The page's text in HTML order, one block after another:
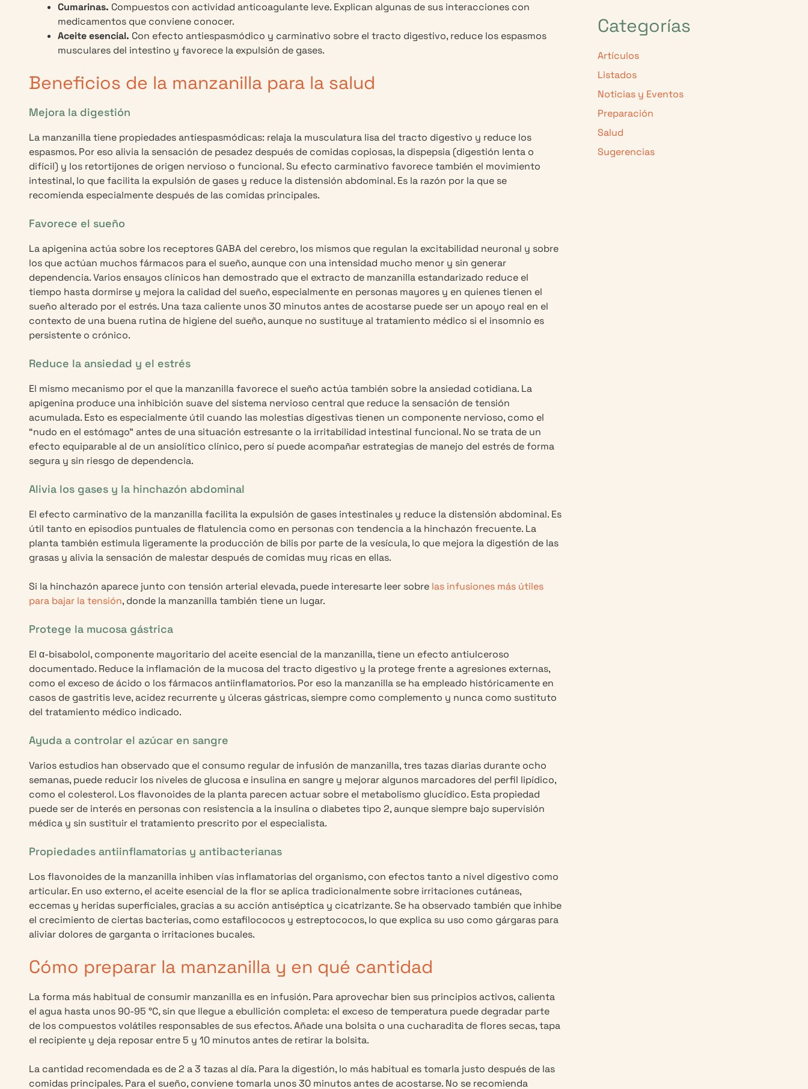
Cumarinas. Compuestos con actividad anticoagulante leve. Explican algunas de sus interacciones con
medicamentos que conviene conocer.
Aceite esencial. Con efecto antiespasmódico y carminativo sobre el tracto digestivo, reduce los espasmos
musculares del intestino y favorece la expulsión de gases.
Beneficios de la manzanilla para la salud
Mejora la digestión
La manzanilla tiene propiedades antiespasmódicas: relaja la musculatura lisa del tracto digestivo y reduce los
espasmos. Por eso alivia la sensación de pesadez después de comidas copiosas, la dispepsia (digestión lenta o
difícil) y los retortijones de origen nervioso o funcional. Su efecto carminativo favorece también el movimiento
intestinal, lo que facilita la expulsión de gases y reduce la distensión abdominal. Es la razón por la que se
recomienda especialmente después de las comidas principales.
Favorece el sueño
La apigenina actúa sobre los receptores GABA del cerebro, los mismos que regulan la excitabilidad neuronal y sobre
los que actúan muchos fármacos para el sueño, aunque con una intensidad mucho menor y sin generar
dependencia. Varios ensayos clínicos han demostrado que el extracto de manzanilla estandarizado reduce el
tiempo hasta dormirse y mejora la calidad del sueño, especialmente en personas mayores y en quienes tienen el
sueño alterado por el estrés. Una taza caliente unos 30 minutos antes de acostarse puede ser un apoyo real en el
contexto de una buena rutina de higiene del sueño, aunque no sustituye al tratamiento médico si el insomnio es
persistente o crónico.
Reduce la ansiedad y el estrés
El mismo mecanismo por el que la manzanilla favorece el sueño actúa también sobre la ansiedad cotidiana. La
apigenina produce una inhibición suave del sistema nervioso central que reduce la sensación de tensión
acumulada. Esto es especialmente útil cuando las molestias digestivas tienen un componente nervioso, como el
“nudo en el estómago” antes de una situación estresante o la irritabilidad intestinal funcional. No se trata de un
efecto equiparable al de un ansiolítico clínico, pero sí puede acompañar estrategias de manejo del estrés de forma
segura y sin riesgo de dependencia.
Alivia los gases y la hinchazón abdominal
El efecto carminativo de la manzanilla facilita la expulsión de gases intestinales y reduce la distensión abdominal. Es
útil tanto en episodios puntuales de flatulencia como en personas con tendencia a la hinchazón frecuente. La
planta también estimula ligeramente la producción de bilis por parte de la vesícula, lo que mejora la digestión de las
grasas y alivia la sensación de malestar después de comidas muy ricas en ellas.
Si la hinchazón aparece junto con tensión arterial elevada, puede interesarte leer sobre las infusiones más útiles
para bajar la tensión, donde la manzanilla también tiene un lugar.
Protege la mucosa gástrica
El α-bisabolol, componente mayoritario del aceite esencial de la manzanilla, tiene un efecto antiulceroso
documentado. Reduce la inflamación de la mucosa del tracto digestivo y la protege frente a agresiones externas,
como el exceso de ácido o los fármacos antiinflamatorios. Por eso la manzanilla se ha empleado históricamente en
casos de gastritis leve, acidez recurrente y úlceras gástricas, siempre como complemento y nunca como sustituto
del tratamiento médico indicado.
Ayuda a controlar el azúcar en sangre
Varios estudios han observado que el consumo regular de infusión de manzanilla, tres tazas diarias durante ocho
semanas, puede reducir los niveles de glucosa e insulina en sangre y mejorar algunos marcadores del perfil lipídico,
como el colesterol. Los flavonoides de la planta parecen actuar sobre el metabolismo glucídico. Esta propiedad
puede ser de interés en personas con resistencia a la insulina o diabetes tipo 2, aunque siempre bajo supervisión
médica y sin sustituir el tratamiento prescrito por el especialista.
Propiedades antiinflamatorias y antibacterianas
Los flavonoides de la manzanilla inhiben vías inflamatorias del organismo, con efectos tanto a nivel digestivo como
articular. En uso externo, el aceite esencial de la flor se aplica tradicionalmente sobre irritaciones cutáneas,
eccemas y heridas superficiales, gracias a su acción antiséptica y cicatrizante. Se ha observado también que inhibe
el crecimiento de ciertas bacterias, como estafilococos y estreptococos, lo que explica su uso como gárgaras para
aliviar dolores de garganta o irritaciones bucales.
Cómo preparar la manzanilla y en qué cantidad
La forma más habitual de consumir manzanilla es en infusión. Para aprovechar bien sus principios activos, calienta
el agua hasta unos 90-95 °C, sin que llegue a ebullición completa: el exceso de temperatura puede degradar parte
de los compuestos volátiles responsables de sus efectos. Añade una bolsita o una cucharadita de flores secas, tapa
el recipiente y deja reposar entre 5 y 10 minutos antes de retirar la bolsita.
La cantidad recomendada es de 2 a 3 tazas al día. Para la digestión, lo más habitual es tomarla justo después de las
comidas principales. Para el sueño, conviene tomarla unos 30 minutos antes de acostarse. No se recomienda
Categorías
Artículos
Listados
Noticias y Eventos
Preparación
Salud
Sugerencias